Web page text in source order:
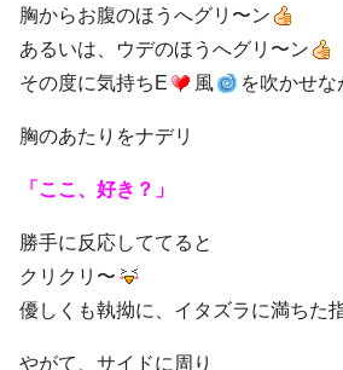
胸からお腹のほうへグリ〜ン
あるいは、ウデのほうへグリ〜ン
その度に気持ちE
風 を吹かせな
胸のあたりをナデリ
「ここ、好き？」
勝手に反応しててると
クリクリ〜
優しくも執拗に、イタズラに満ちた
やがて、サイドに周り